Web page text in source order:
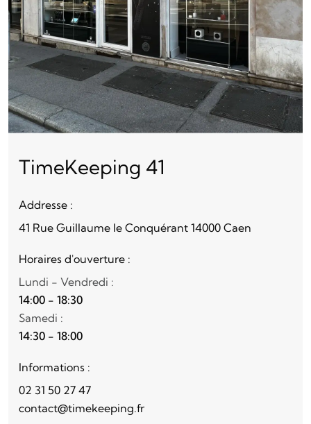
TimeKeeping 41
Addresse :
41 Rue Guillaume le Conquérant 14000 Caen
Horaires d'ouverture :
Lundi - Vendredi :
14:00 - 18:30
Samedi :
14:30 - 18:00
Informations :
02 31 50 27 47
contact@timekeeping.fr